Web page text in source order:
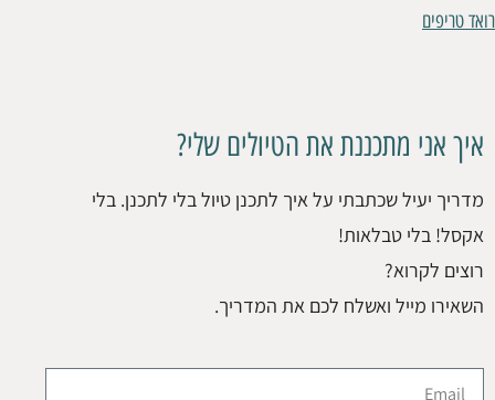
רואד טריפים
איך אני מתכננת את הטיולים שלי?
מדריך יעיל שכתבתי על איך לתכנן טיול בלי לתכנן. בלי
אקסל! בלי טבלאות!
רוצים לקרוא?
השאירו מייל ואשלח לכם את המדריך.